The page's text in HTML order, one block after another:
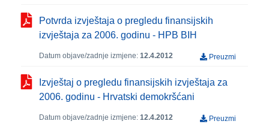
Potvrda izvještaja o pregledu finansijskih
izvještaja za 2006. godinu - HPB BIH
Datum objave/zadnje izmjene: 12.4.2012 Preuzmi
Izvještaj o pregledu finansijskih izvještaja za
2006. godinu - Hrvatski demokršćani
Datum objave/zadnje izmjene: 12.4.2012 Preuzmi